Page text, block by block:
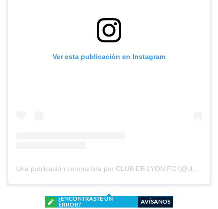
Ver esta publicación en Instagram
Una publicación compartida por CLUB DE LYON FC (@clubdelyonfc)
¿ENCONTRASTE UN
ERROR?
AVÍSANOS